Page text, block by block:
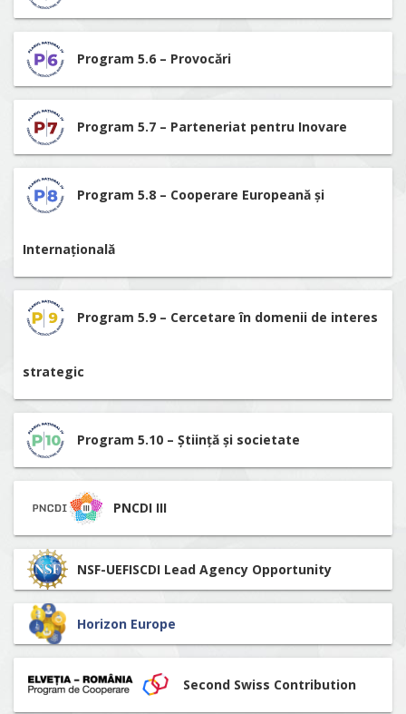
Program 5.6 – Provocări
Program 5.7 – Parteneriat pentru Inovare
Program 5.8 – Cooperare Europeană și
Internațională
Program 5.9 – Cercetare în domenii de interes
strategic
Program 5.10 – Știință și societate
PNCDI III
NSF-UEFISCDI Lead Agency Opportunity
Horizon Europe
Second Swiss Contribution